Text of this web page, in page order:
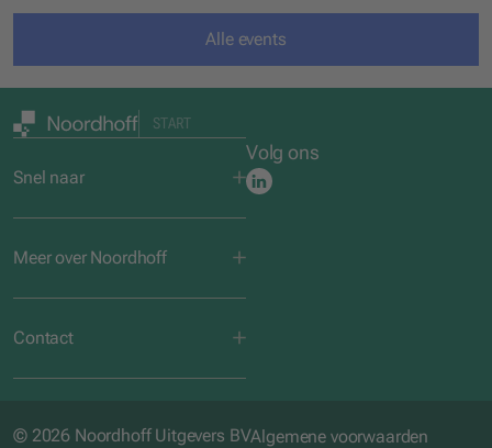
Alle events
START
Snel naar
Meer over Noordhoff
Contact
Volg ons
© 2026 Noordhoff Uitgevers BVAlgemene voorwaarden